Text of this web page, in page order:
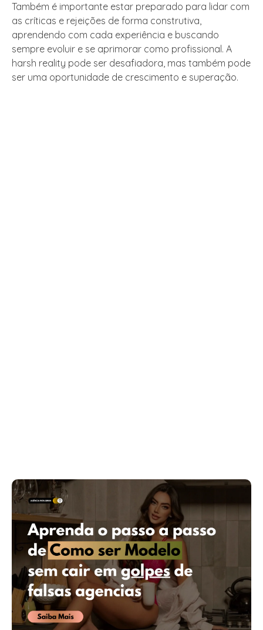
Também é importante estar preparado para lidar com
as críticas e rejeições de forma construtiva,
aprendendo com cada experiência e buscando
sempre evoluir e se aprimorar como profissional. A
harsh reality pode ser desafiadora, mas também pode
ser uma oportunidade de crescimento e superação.